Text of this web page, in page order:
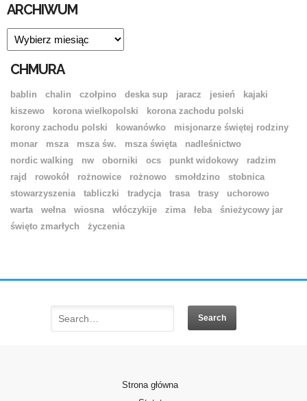
ARCHIWUM
ARCHIWUM
CHMURA
bablin chalin czołpino deska sup jaracz jesień
kajaki
kiszewo
korona wielkopolski
korona zachodu polski
korony zachodu polski
kowanówko
misjonarze świętej rodziny
monar
msza msza św. msza święta
nadleśnictwo
nordic walking
nw oborniki ocs punkt widokowy
radzim
rajd
rowokół rożnowice rożnowo smołdzino
stobnica
stowarzyszenia
tabliczki tradycja trasa trasy
uchorowo
warta
wełna wiosna włóczykije zima łeba
śnieżycowy jar
święto zmarłych
życzenia
Strona główna